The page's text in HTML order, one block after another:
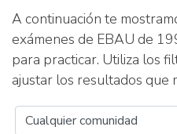
A continuación te
exámenes de EBAU de
para practicar. Utiliza los
ajustar los resultados que